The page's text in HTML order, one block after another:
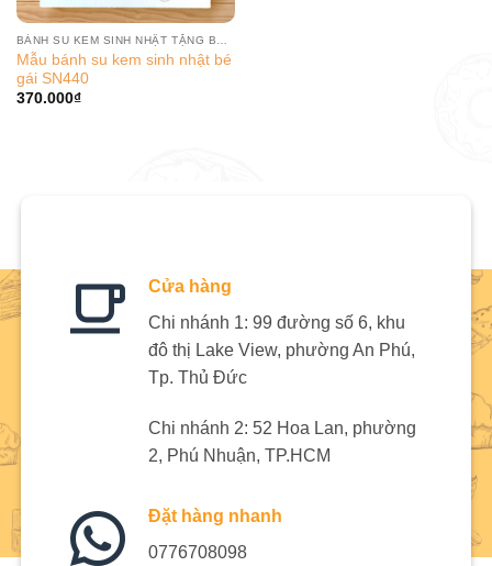
Mẫu bánh su kem sinh nhật bé
gái SN440
370.000₫
Cửa hàng
Chi nhánh 1: 99 đường số 6, khu
đô thị Lake View, phường An Phú,
Tp. Thủ Đức
Chi nhánh 2: 52 Hoa Lan, phường
2, Phú Nhuận, TP.HCM
Đặt hàng nhanh
0776708098